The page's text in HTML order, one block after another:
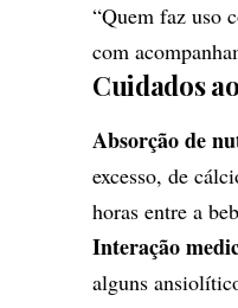
“Quem faz uso
com
Cuidados
Absorção de
excesso, de
horas entre a
Interação
alguns